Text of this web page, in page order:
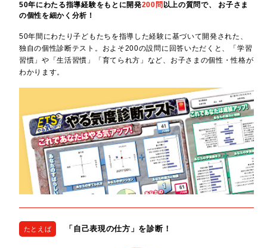
50年にわたる指導経験をもとに開発200問 以上の質問で、 お子さま
の個性を細かく分析！
50年間にわたり子どもたちを指導した経験に基づいて開発された、
独自の個性診断テスト。およそ200の設問に回答いただくと、「学習
習慣」や「生活習慣」「育てられ方」など、お子さまの個性・性格が
わかります。
たとえば 「自己表現の仕方」を診断！